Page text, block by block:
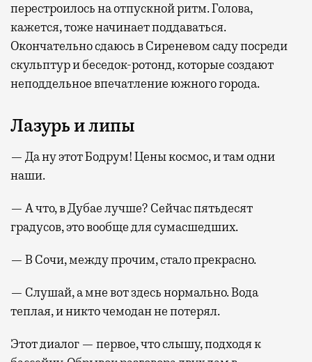
перестроилось на отпускной ритм. Голова,
кажется, тоже начинает поддаваться.
Окончательно сдаюсь в Сиреневом саду посреди
скульптур и беседок-ротонд, которые создают
неподдельное впечатление южного города.
Лазурь и липы
— Да ну этот Бодрум! Цены космос, и там одни
наши.
— А что, в Дубае лучше? Сейчас пятьдесят
градусов, это вообще для сумасшедших.
— В Сочи, между прочим, стало прекрасно.
— Слушай, а мне вот здесь нормально. Вода
теплая, и никто чемодан не потерял.
Этот диалог — первое, что слышу, подходя к